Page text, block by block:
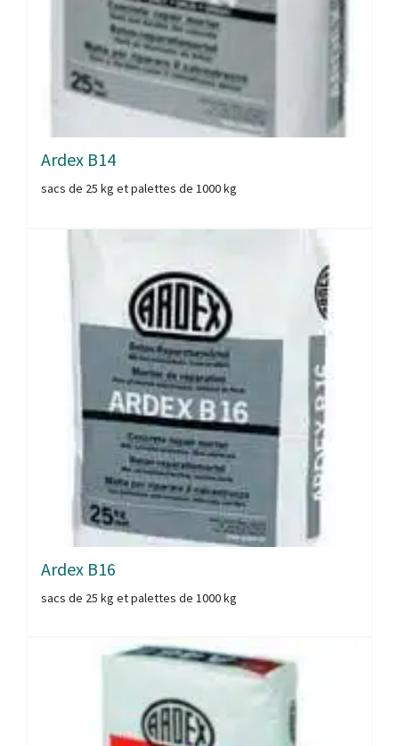
Ardex B14
sacs de 25 kg et palettes de 1000 kg
Ardex B16
sacs de 25 kg et palettes de 1000 kg